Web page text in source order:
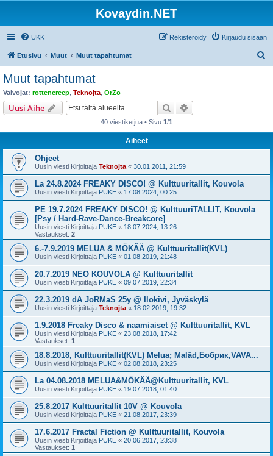
Kovaydin.NET
UKK Kirjaudu sisään
Rekisteröidy
Etusivu Muut Muut tapahtumat
Muut tapahtumat
Valvojat: rottencreep Teknojta OrZo
Uusi Aihe Etsi
40 viestiketjua • Sivu 1/1
Aiheet
Ohjeet
Uusin viesti Kirjoittaja Teknojta « 30.01.2011, 21:59
La 24.8.2024 FREAKY DISCO! @ Kulttuuritallit, Kouvola
Uusin viesti Kirjoittaja PUKE « 17.08.2024, 00:25
PE 19.7.2024 FREAKY DISCO! @ KulttuuriTALLIT, Kouvola
[Psy / Hard-Rave-Dance-Breakcore]
Uusin viesti Kirjoittaja PUKE « 18.07.2024, 13:26
Vastaukset: 2
6.-7.9.2019 MELUA & MÖKÄÄ @ Kulttuuritallit(KVL)
Uusin viesti Kirjoittaja PUKE « 01.08.2019, 21:48
20.7.2019 NEO KOUVOLA @ Kulttuuritallit
Uusin viesti Kirjoittaja PUKE « 09.07.2019, 22:34
22.3.2019 dA JoRMaS 25y @ Ilokivi, Jyväskylä
Uusin viesti Kirjoittaja Teknojta « 18.02.2019, 19:32
1.9.2018 Freaky Disco & naamiaiset @ Kulttuuritallit, KVL
Uusin viesti Kirjoittaja PUKE « 23.08.2018, 17:42
Vastaukset: 1
18.8.2018, Kulttuuritallit(KVL) Melua; Maläd,Бобрик,VAVA...
Uusin viesti Kirjoittaja PUKE « 02.08.2018, 23:25
La 04.08.2018 MELUA&MÖKÄÄ@Kulttuuritallit, KVL
Uusin viesti Kirjoittaja PUKE « 19.07.2018, 01:40
25.8.2017 Kulttuuritallit 10V @ Kouvola
Uusin viesti Kirjoittaja PUKE « 21.08.2017, 23:39
17.6.2017 Fractal Fiction @ Kulttuuritallit, Kouvola
Uusin viesti Kirjoittaja PUKE « 20.06.2017, 23:38
Vastaukset: 1